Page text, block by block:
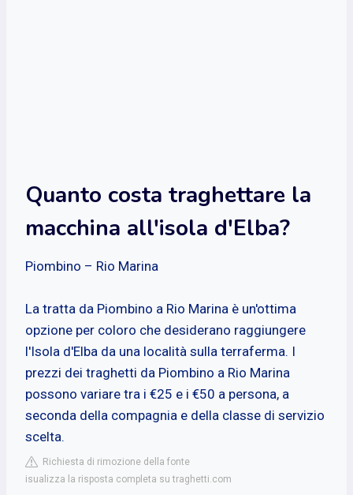
Quanto costa traghettare la
macchina all'isola d'Elba?
Piombino – Rio Marina
La tratta da Piombino a Rio Marina è un'ottima
opzione per coloro che desiderano raggiungere
l'Isola d'Elba da una località sulla terraferma. I
prezzi dei traghetti da Piombino a Rio Marina
possono variare tra i €25 e i €50 a persona, a
seconda della compagnia e della classe di servizio
scelta.
Richiesta di rimozione della fonte
isualizza la risposta completa su traghetti.com